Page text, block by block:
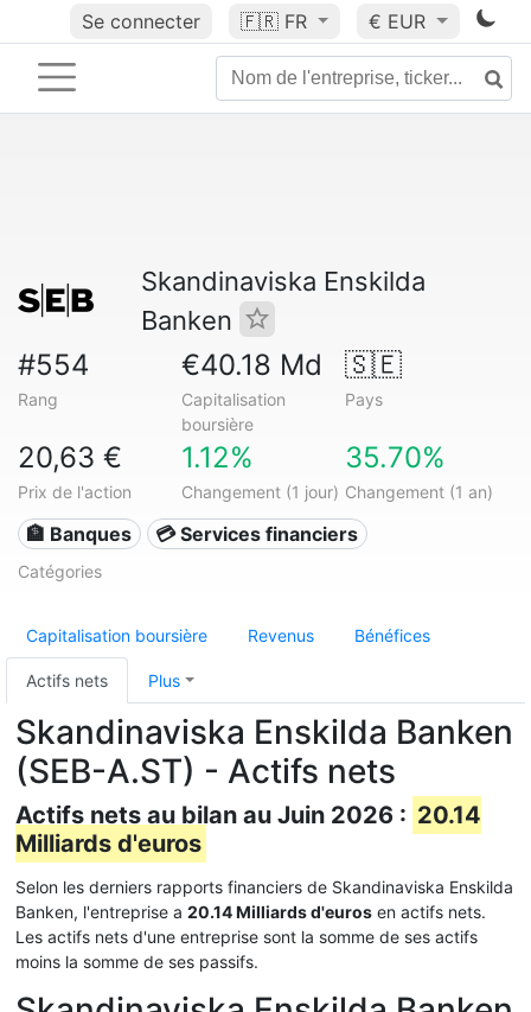
Se connecter 🇫🇷 FR € EUR
Skandinaviska Enskilda
Banken
#554
Rang
€40.18 Md
Capitalisation
boursière
🇸🇪
Pays
20,63 €
Prix de l'action
1.12%
Changement (1 jour)
35.70%
Changement (1 an)
🏦 Banques 💳 Services financiers
Catégories
Capitalisation boursière Revenus Bénéfices
Actifs nets Plus
Skandinaviska Enskilda Banken
(SEB-A.ST) - Actifs nets
Actifs nets au bilan au Juin 2026 : 20.14
Milliards d'euros
Selon les derniers rapports financiers de Skandinaviska Enskilda
Banken, l'entreprise a 20.14 Milliards d'euros en actifs nets.
Les actifs nets d'une entreprise sont la somme de ses actifs
moins la somme de ses passifs.